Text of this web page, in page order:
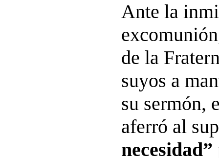
Ante la
de la
suyos a
su sermón,
aferró al
necesidad”